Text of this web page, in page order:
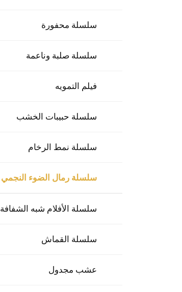
سلسلة محفورة
سلسلة صلبة وناعمة
فيلم التمويه
سلسلة حبيبات الخشب
سلسلة نمط الرخام
سلسلة رمال الضوء النجمي
سلسلة الأفلام شبه الشفافة
سلسلة القماش
عشب مجدول